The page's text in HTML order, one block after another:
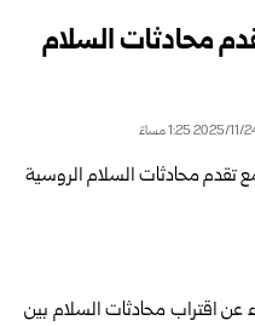
محادثات السلام
عن اقتراب محادثات السلام بين